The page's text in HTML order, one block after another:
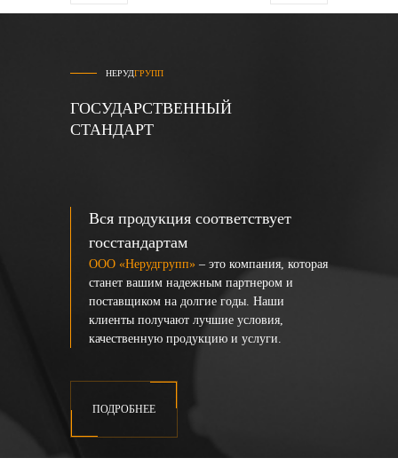
НЕРУДГРУПП
ГОСУДАРСТВЕННЫЙ
СТАНДАРТ
Вся продукция соответствует
госстандартам
ООО «Нерудгрупп» – это компания, которая
станет вашим надежным партнером и
поставщиком на долгие годы. Наши
клиенты получают лучшие условия,
качественную продукцию и услуги.
ПОДРОБНЕЕ